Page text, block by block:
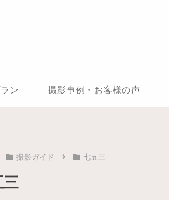
ン 撮影事例・お客様の声
撮影ガイド 七五三
三